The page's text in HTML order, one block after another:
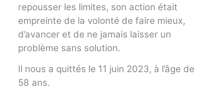
repousser les limites, son action était
empreinte de la volonté de faire mieux,
d’avancer et de ne jamais laisser un
problème sans solution.
Il nous a quittés le 11 juin 2023, à l’âge de
58 ans.